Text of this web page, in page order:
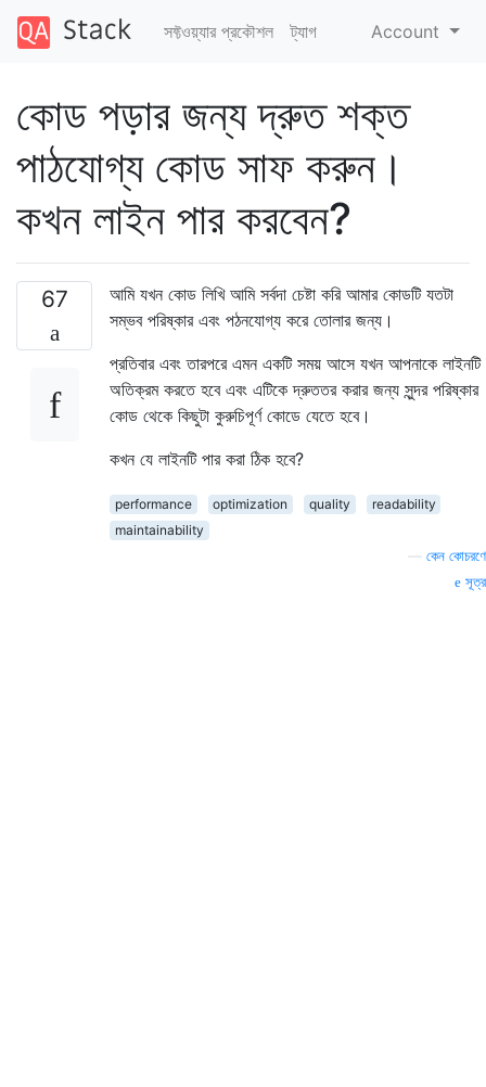
সফ্টওয়্যার প্রকৌশল ট্যাগ Account
কোড পড়ার জন্য দ্রুত শক্ত
পাঠযোগ্য কোড সাফ করুন।
কখন লাইন পার করবেন?
67
আমি যখন কোড লিখি আমি সর্বদা চেষ্টা করি আমার কোডটি যতটা
সম্ভব পরিষ্কার এবং পঠনযোগ্য করে তোলার জন্য।
প্রতিবার এবং তারপরে এমন একটি সময় আসে যখন আপনাকে লাইনটি
অতিক্রম করতে হবে এবং এটিকে দ্রুততর করার জন্য সুন্দর পরিষ্কার
কোড থেকে কিছুটা কুরুচিপূর্ণ কোডে যেতে হবে।
কখন যে লাইনটি পার করা ঠিক হবে?
performance optimization quality
readability
maintainability
কেন কোচরণে
সূত্র